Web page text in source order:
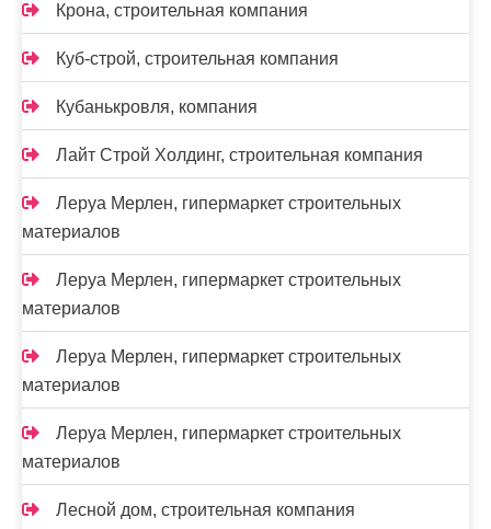
Крона, строительная компания
Куб-строй, строительная компания
Кубанькровля, компания
Лайт Строй Холдинг, строительная компания
Леруа Мерлен, гипермаркет строительных
материалов
Леруа Мерлен, гипермаркет строительных
материалов
Леруа Мерлен, гипермаркет строительных
материалов
Леруа Мерлен, гипермаркет строительных
материалов
Лесной дом, строительная компания